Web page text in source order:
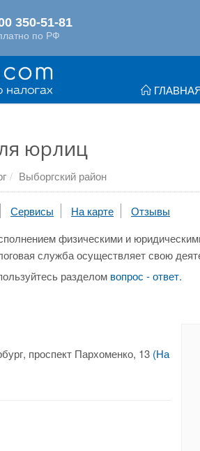
юрлиц
Выборгский район
Сервисы На карте
Отзывы
физическими и
служба осуществляет свою
разделом вопрос - ответ.
проспект Пархоменко, 13 (На